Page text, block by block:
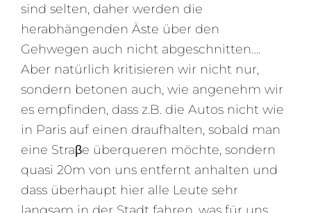
sind selten, daher werden die
herabhängenden Äste über den
Gehwegen auch nicht abgeschnitten….
Aber natürlich kritisieren wir nicht nur,
sondern betonen auch, wie angenehm wir
es empfinden, dass z.B. die Autos nicht wie
in Paris auf einen draufhalten, sobald man
eine Straβe überqueren möchte, sondern
quasi 20m von uns entfernt anhalten und
dass überhaupt hier alle Leute sehr